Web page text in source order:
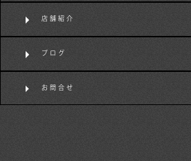
店舗紹介
ブログ
お問合せ